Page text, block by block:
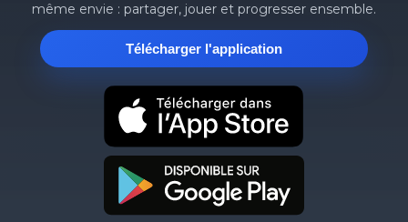
même envie : partager, jouer et progresser ensemble.
Télécharger l'application